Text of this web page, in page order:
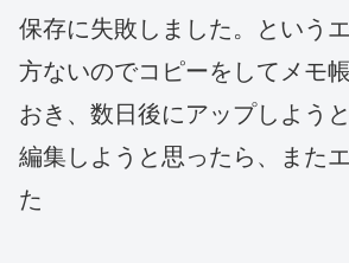
保存に失敗しました。という
方ないのでコピーをしてメモ
おき、数日後にアップしよう
編集しようと思ったら、また
た